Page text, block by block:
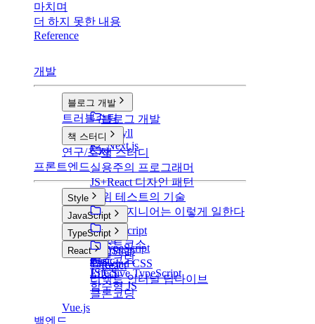
마치며
더 하지 못한 내용
Reference
개발
블로그 개발
블로그 개발
v1: Jekyll
v2: Next.js
트러블슈팅
책 스터디
책 스터디
실용주의 프로그래머
JS+React 디자인 패턴
단위 테스트의 기술
구글 엔지니어는 이렇게 일한다
연구/조사
프론트엔드
Style
Style
CSS
SCSS
BootStrap
Tailwind CSS
JavaScript
JavaScript
부스트코스
클론코딩
JS CS
함수형 JS
TypeScript
TypeScript
Basic
Effective TypeScript
React
React
리액트 인터널 딥다이브
클론코딩
Vue.js
백엔드